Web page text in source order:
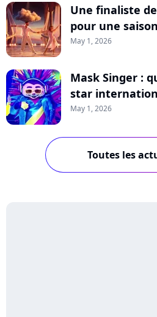
Une finaliste
pour une
May 1, 2026
Mask Singer :
star
May 1, 2026
Toutes les